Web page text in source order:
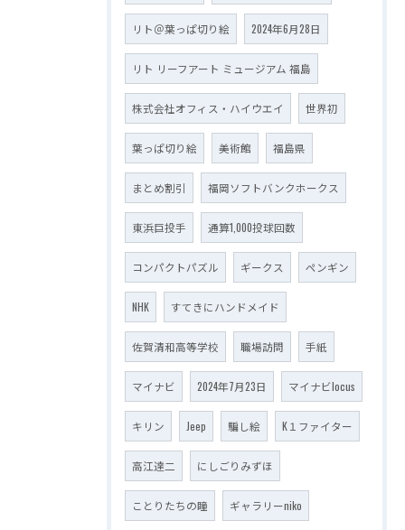
リト＠葉っぱ切り絵 2024年6月28日
リト リーフアート ミュージアム 福島
株式会社オフィス・ハイウエイ 世界初
葉っぱ切り絵 美術館 福島県
まとめ割引 福岡ソフトバンクホークス
東浜巨投手 通算1,000投球回数
コンパクトパズル ギークス ペンギン
NHK すてきにハンドメイド
佐賀清和高等学校 職場訪問 手紙
マイナビ 2024年7月23日 マイナビlocus
キリン Jeep 騙し絵 K１ファイター
高江達二 にしごりみずほ
ことりたちの瞳 ギャラリーniko